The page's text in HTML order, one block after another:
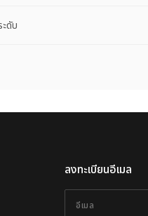
ดับ
ลงทะเบียนอีเมล
อีเมล